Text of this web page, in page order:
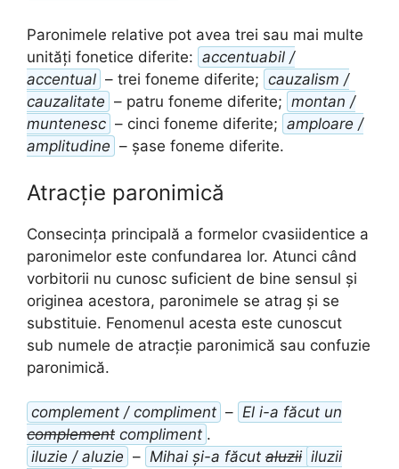
Paronimele relative pot avea trei sau mai multe
unități fonetice diferite: accentuabil /
accentual – trei foneme diferite; cauzalism /
cauzalitate – patru foneme diferite; montan /
muntenesc – cinci foneme diferite; amploare /
amplitudine – șase foneme diferite.
Atracție paronimică
Consecința principală a formelor cvasiidentice a
paronimelor este confundarea lor. Atunci când
vorbitorii nu cunosc suficient de bine sensul și
originea acestora, paronimele se atrag și se
substituie. Fenomenul acesta este cunoscut
sub numele de atracție paronimică sau confuzie
paronimică.
complement / compliment – El i-a făcut un
complement compliment .
iluzie / aluzie – Mihai și-a făcut aluzii iluzii